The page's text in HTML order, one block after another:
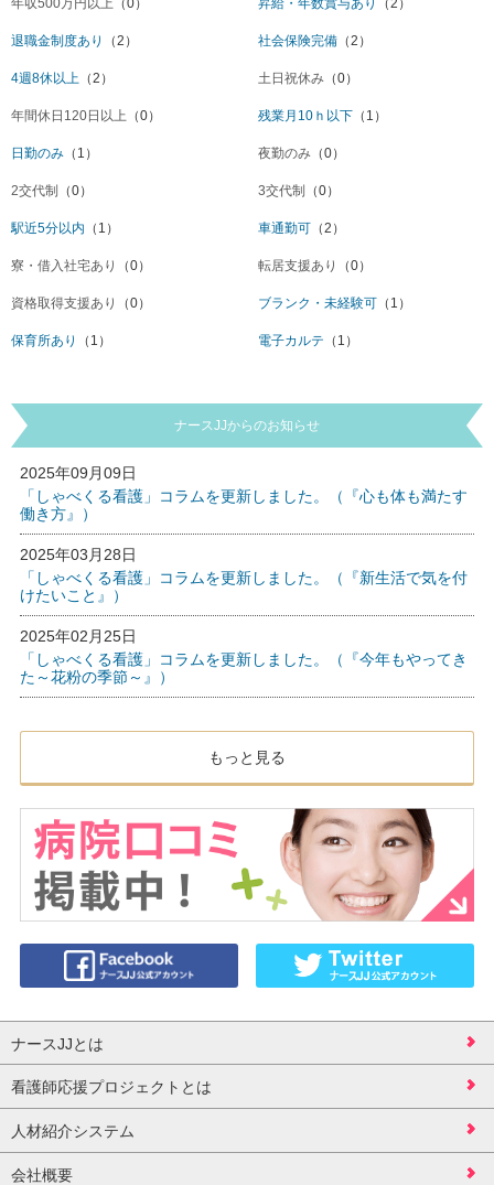
退職金制度あり （2） 社会保険完備 （2）
4週8休以上 （2） 土日祝休み （0）
年間休日120日以上 （0） 残業月10ｈ以下 （1）
日勤のみ （1） 夜勤のみ （0）
2交代制 （0） 3交代制 （0）
駅近5分以内 （1） 車通勤可 （2）
寮・借入社宅あり （0） 転居支援あり （0）
資格取得支援あり （0） ブランク・未経験可 （1）
保育所あり （1） 電子カルテ （1）
ナースJJからのお知らせ
2025年09月09日
「しゃべくる看護」コラムを更新しました。（『心も体も満たす
働き方』）
2025年03月28日
「しゃべくる看護」コラムを更新しました。（『新生活で気を付
けたいこと』）
2025年02月25日
「しゃべくる看護」コラムを更新しました。（『今年もやってき
た～花粉の季節～』）
もっと見る
ナースJJとは
看護師応援プロジェクトとは
人材紹介システム
会社概要